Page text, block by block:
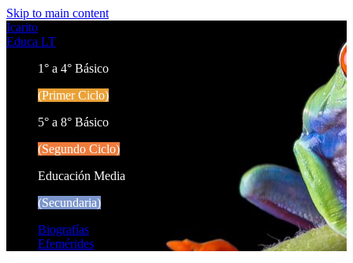
Skip to main content
Icarito
Educa LT
1° a 4° Básico
(Primer Ciclo)
5° a 8° Básico
(Segundo Ciclo)
Educación Media
(Secundaria)
Biografías
Efemérides